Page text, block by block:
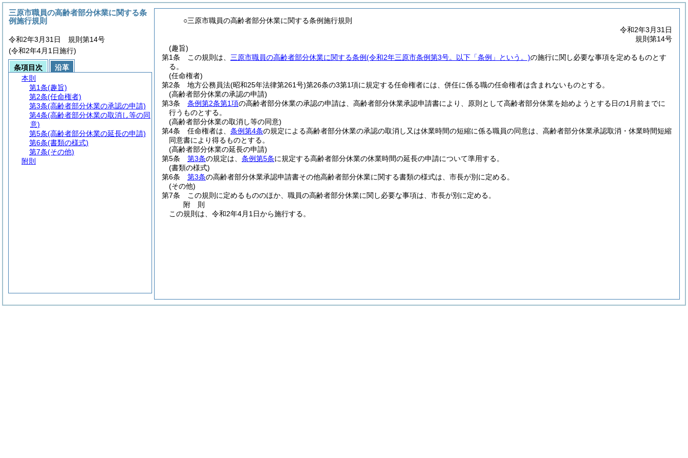
○三原市職員の高齢者部分休業に関する条例施行規則
令和2年3月31日
規則第14号
(趣旨)
第1条
この規則は、 三原市職員の高齢者部分休業に関する条例(令和2年三原市条例第3号。以下「条例」という。)の施行に関し必要な事項を定めるものとす
る。
(任命権者)
第2条
地方公務員法(昭和25年法律第261号)第26条の3第1項に規定する任命権者には、併任に係る職の任命権者は含まれないものとする。
(高齢者部分休業の承認の申請)
第3条
条例第2条第1項の高齢者部分休業の承認の申請は、高齢者部分休業承認申請書により、原則として高齢者部分休業を始めようとする日の1月前までに
行うものとする。
(高齢者部分休業の取消し等の同意)
第4条
任命権者は、 条例第4条の規定による高齢者部分休業の承認の取消し又は休業時間の短縮に係る職員の同意は、高齢者部分休業承認取消・休業時間短縮
同意書により得るものとする。
(高齢者部分休業の延長の申請)
第5条
第3条の規定は、 条例第5条に規定する高齢者部分休業の休業時間の延長の申請について準用する。
(書類の様式)
第6条
第3条の高齢者部分休業承認申請書その他高齢者部分休業に関する書類の様式は、市長が別に定める。
(その他)
第7条
この規則に定めるもののほか、職員の高齢者部分休業に関し必要な事項は、市長が別に定める。
附 則
この規則は、令和2年4月1日から施行する。
三原市職員の高齢者部分休業に関する条
例施行規則
令和2年3月31日 規則第14号
(令和2年4月1日施行)
条項目次
沿革
本則
第1条(趣旨)
第2条(任命権者)
第3条(高齢者部分休業の承認の申請)
第4条(高齢者部分休業の取消し等の同
意)
第5条(高齢者部分休業の延長の申請)
第6条(書類の様式)
第7条(その他)
附則